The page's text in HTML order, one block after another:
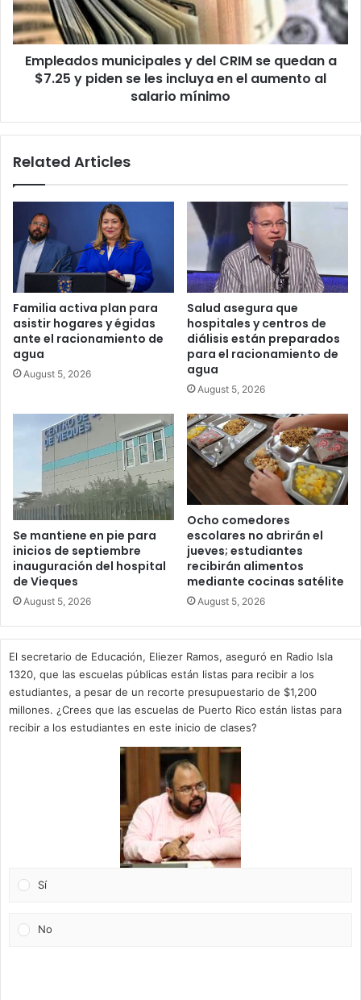
quedan
a
$7.25
piden
incluya
el
salario
mínimo
Empleados municipales y del CRIM se quedan a
$7.25 y piden se les incluya en el aumento al
salario mínimo
Related Articles
Familia activa plan para
asistir hogares y égidas
ante el racionamiento de
agua
August 5, 2026
Salud asegura que
hospitales y centros de
diálisis están preparados
para el racionamiento de
agua
August 5, 2026
Se mantiene en pie para
inicios de septiembre
inauguración del hospital
de Vieques
August 5, 2026
Ocho comedores
escolares no abrirán el
jueves; estudiantes
recibirán alimentos
mediante cocinas satélite
August 5, 2026
El secretario de Educación, Eliezer Ramos, aseguró en Radio Isla
1320, que las escuelas públicas están listas para recibir a los
estudiantes, a pesar de un recorte presupuestario de $1,200
millones. ¿Crees que las escuelas de Puerto Rico están listas para
recibir a los estudiantes en este inicio de clases?
Sí
No